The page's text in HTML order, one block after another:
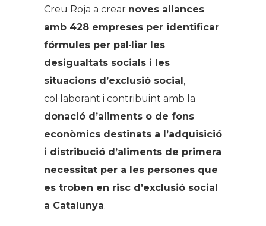
Creu Roja a crear noves aliances
amb 428 empreses per identificar
fórmules per pal·liar les
desigualtats socials i les
situacions d’exclusió social,
col·laborant i contribuint amb la
donació d’aliments o de fons
econòmics destinats a l’adquisició
i distribució d’aliments de primera
necessitat per a les persones que
es troben en risc d’exclusió social
a Catalunya.